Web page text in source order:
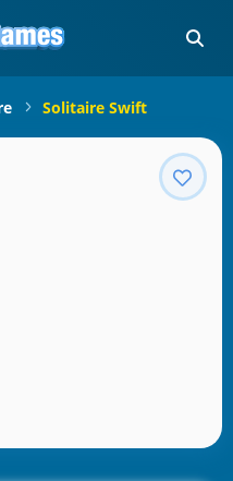
Solitaire Swift